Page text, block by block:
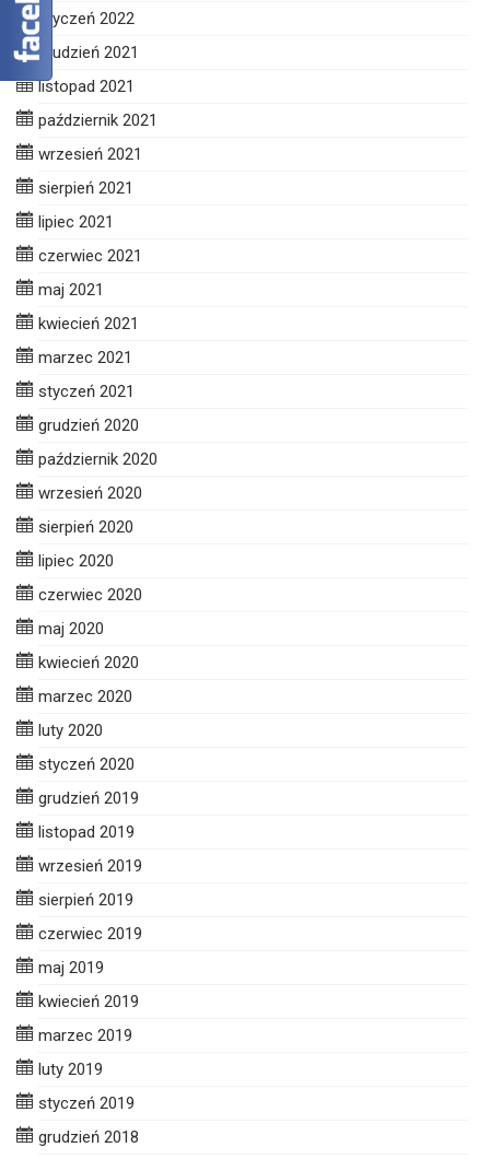
styczeń 2022
grudzień 2021
listopad 2021
październik 2021
wrzesień 2021
sierpień 2021
lipiec 2021
czerwiec 2021
maj 2021
kwiecień 2021
marzec 2021
styczeń 2021
grudzień 2020
październik 2020
wrzesień 2020
sierpień 2020
lipiec 2020
czerwiec 2020
maj 2020
kwiecień 2020
marzec 2020
luty 2020
styczeń 2020
grudzień 2019
listopad 2019
wrzesień 2019
sierpień 2019
czerwiec 2019
maj 2019
kwiecień 2019
marzec 2019
luty 2019
styczeń 2019
grudzień 2018